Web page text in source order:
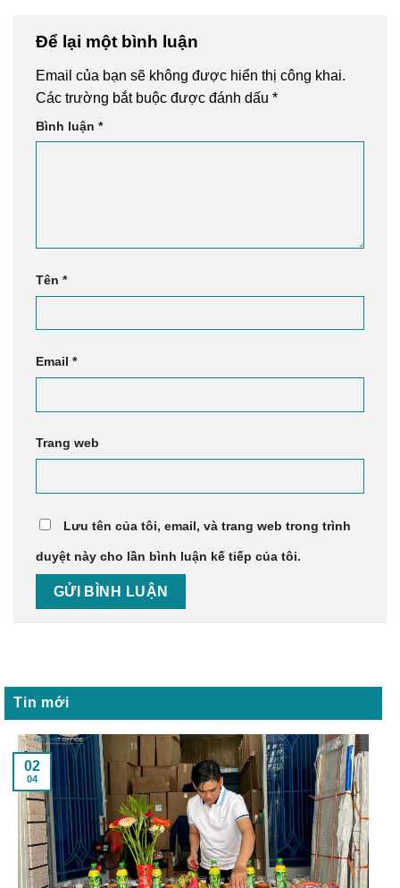
Để lại một bình luận
Email của bạn sẽ không được hiển thị công khai.
Các trường bắt buộc được đánh dấu *
Bình luận *
Tên *
Email *
Trang web
Lưu tên của tôi, email, và trang web trong trình
duyệt này cho lần bình luận kế tiếp của tôi.
Tin mới
02
04